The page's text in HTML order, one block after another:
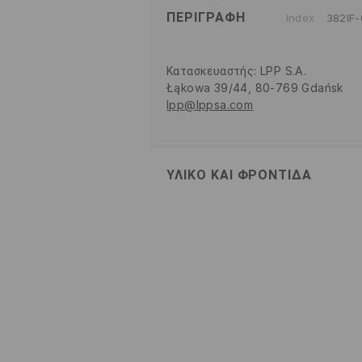
ΠΕΡΙΓΡΑΦΉ Index
Κατασκευαστής: LPP S.A.
Łąkowa 39/44, 80-769 Gdańsk
lpp@lppsa.com
ΥΛΙΚΌ ΚΑΙ ΦΡΟΝΤΊΔΑ